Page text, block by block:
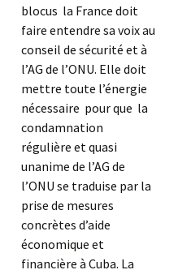
blocus la France doit
faire entendre sa voix au
conseil de sécurité et à
l’AG de l’ONU. Elle doit
mettre toute l’énergie
nécessaire pour que la
condamnation
régulière et quasi
unanime de l’AG de
l’ONU se traduise par la
prise de mesures
concrètes d’aide
économique et
financière à Cuba. La